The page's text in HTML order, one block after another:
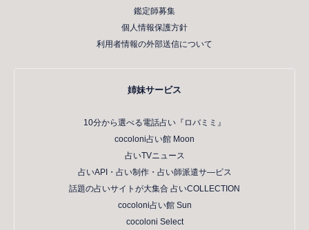
鑑定師募集
個人情報保護方針
利用者情報の外部送信について
姉妹サービス
10分から選べる電話占い『ロバミミ』
cocoloni占い館 Moon
占いTVニュース
占いAPI・占い制作・占い師派遣サ―ビス
話題の占いサイトが大集合 占いCOLLECTION
cocoloni占い館 Sun
cocoloni Select